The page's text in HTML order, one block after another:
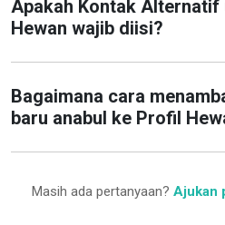
Apakah Kontak
Hewan wajib diisi?
Bagaimana cara
baru anabul ke Profil
Masih ada pertanyaan? Ajukan